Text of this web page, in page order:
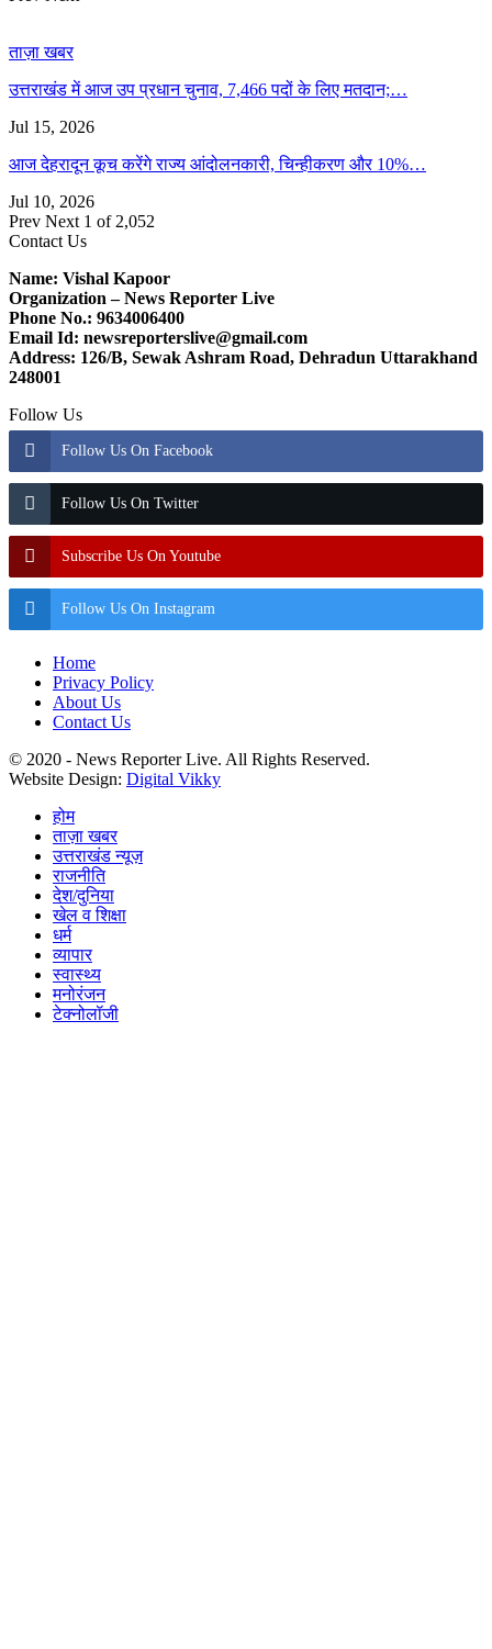
ताज़ा खबर
उत्तराखंड में आज उप प्रधान चुनाव, 7,466 पदों के लिए मतदान;…
Jul 15, 2026
आज देहरादून कूच करेंगे राज्य आंदोलनकारी, चिन्हीकरण और 10%…
Jul 10, 2026
Prev Next 1 of 2,052
Contact Us
Name: Vishal Kapoor
Organization – News Reporter Live
Phone No.: 9634006400
Email Id: newsreporterslive@gmail.com
Address: 126/B, Sewak Ashram Road, Dehradun Uttarakhand
248001
Follow Us
Follow Us On Facebook
Follow Us On Twitter
Subscribe Us On Youtube
Follow Us On Instagram
Home
Privacy Policy
About Us
Contact Us
© 2020 - News Reporter Live. All Rights Reserved.
Website Design: Digital Vikky
होम
ताज़ा खबर
उत्तराखंड न्यूज़
राजनीति
देश/दुनिया
खेल व शिक्षा
धर्म
व्यापार
स्वास्थ्य
मनोरंजन
टेक्नोलॉजी